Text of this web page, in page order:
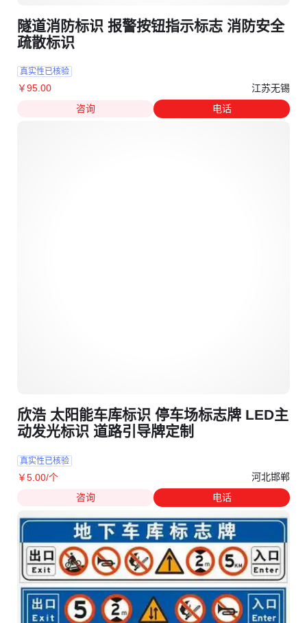
隧道消防标识 报警按钮指示标志 消防安全
疏散标识
真实性已核验
￥95.00
江苏无锡
咨询
电话
欣浩 太阳能车库标识 停车场标志牌 LED主
动发光标识 道路引导牌定制
真实性已核验
￥5 .00/个
河北邯郸
咨询
电话